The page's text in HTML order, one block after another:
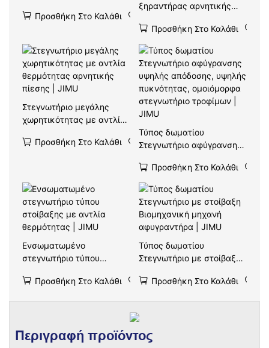
χρήση | JIMU
Προσθήκη Στο Καλάθι
ξηραντήρας αρνητικής
αφυγραντήρες τροφίμων |
JIMU
Προσθήκη Στο Καλάθι
Στεγνωτήριο μεγάλης
χωρητικότητας με αντλία
πίεσης | JIMU
Προσθήκη Στο Καλάθι
Τύπος δωματίου
Στεγνωτήριο αφύγρανσης
πυκνότητας, ομοιόμορφα
στεγνωτήριο τροφίμων |
JIMU
Προσθήκη Στο Καλάθι
Ενσωματωμένο
στεγνωτήριο τύπου
θερμότητας | JIMU
Προσθήκη Στο Καλάθι
Τύπος δωματίου
Στεγνωτήριο με στοίβαξη
αφυγραντήρα | JIMU
Προσθήκη Στο Καλάθι
Περιγραφή προϊόντος